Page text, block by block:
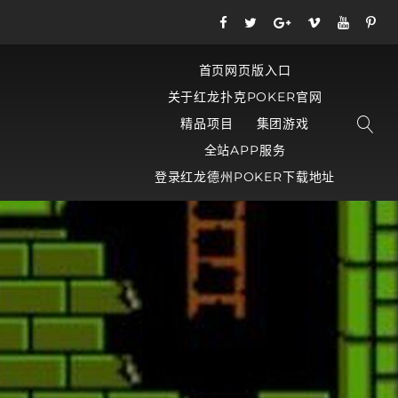
首页网页版入口
关于红龙扑克POKER官网
精品项目
集团游戏
全站APP服务
登录红龙德州POKER下载地址